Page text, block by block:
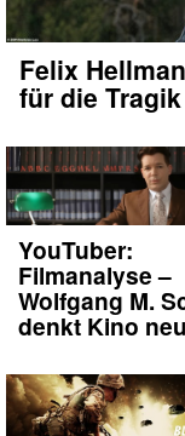
Felix
für die
YouTuber:
Filmanalyse –
Wolfgang M.
denkt Kino neu